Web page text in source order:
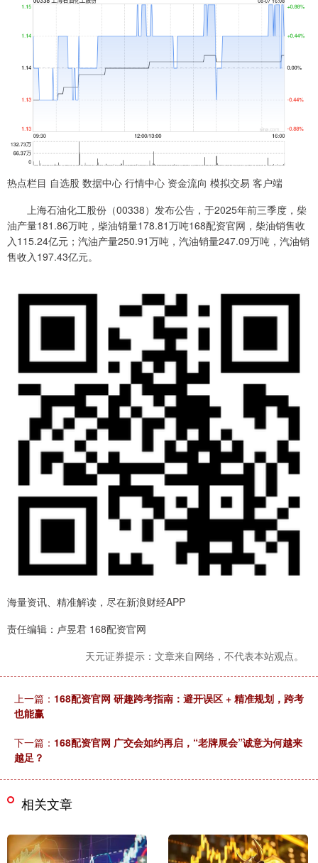
热点栏目 自选股 数据中心 行情中心 资金流向 模拟交易 客户端
上海石油化工股份（00338）发布公告，于2025年前三季度，柴
油产量181.86万吨，柴油销量178.81万吨168配资官网，柴油销售收
入115.24亿元；汽油产量250.91万吨，汽油销量247.09万吨，汽油销
售收入197.43亿元。
海量资讯、精准解读，尽在新浪财经APP
责任编辑：卢昱君 168配资官网
天元证券提示：文章来自网络，不代表本站观点。
上一篇： 168配资官网 研趣跨考指南：避开误区 + 精准规划，跨考
也能赢
下一篇： 168配资官网 广交会如约再启，“老牌展会”诚意为何越来
越足？
相关文章